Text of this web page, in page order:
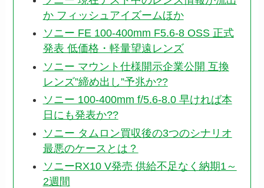
か フィッシュアイズームほか
ソニー FE 100-400mm F5.6-8 OSS 正式
発表 低価格・軽量望遠レンズ
ソニー マウント仕様開示企業公開 互換
レンズ”締め出し”予兆か??
ソニー 100-400mm f/5.6-8.0 早ければ本
日にも発表か??
ソニー タムロン買収後の3つのシナリオ
最悪のケースとは？
ソニーRX10 V発売 供給不足なく納期1～
2週間